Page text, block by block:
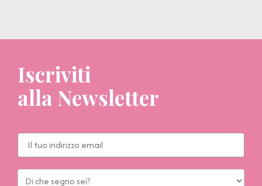
Iscriviti
alla Newsletter